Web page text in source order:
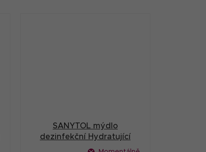
SANYTOL mýdlo
dezinfekční Hydratující
500ml